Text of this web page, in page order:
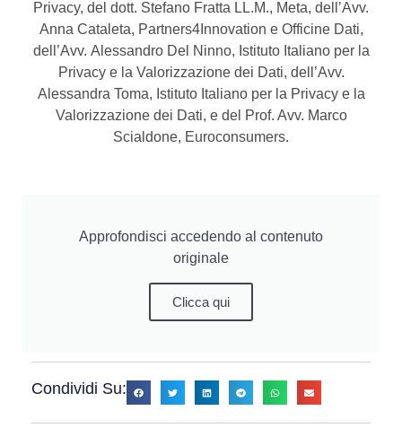
Privacy, del dott. Stefano Fratta LL.M., Meta, dell’Avv.
Anna Cataleta, Partners4Innovation e Officine Dati,
dell’Avv. Alessandro Del Ninno, Istituto Italiano per la
Privacy e la Valorizzazione dei Dati, dell’Avv.
Alessandra Toma, Istituto Italiano per la Privacy e la
Valorizzazione dei Dati, e del Prof. Avv. Marco
Scialdone, Euroconsumers.
Approfondisci accedendo al contenuto
originale
Clicca qui
Condividi Su: